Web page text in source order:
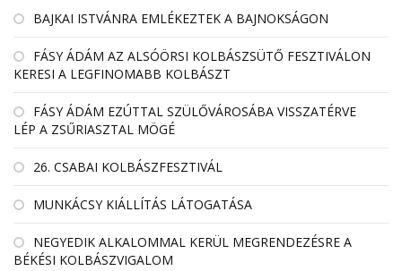
BAJKAI ISTVÁNRA EMLÉKEZTEK A BAJNOKSÁGON
FÁSY ÁDÁM AZ ALSÓÖRSI KOLBÁSZSÜTŐ FESZTIVÁLON
KERESI A LEGFINOMABB KOLBÁSZT
FÁSY ÁDÁM EZÚTTAL SZÜLŐVÁROSÁBA VISSZATÉRVE
LÉP A ZSŰRIASZTAL MÖGÉ
26. CSABAI KOLBÁSZFESZTIVÁL
MUNKÁCSY KIÁLLÍTÁS LÁTOGATÁSA
NEGYEDIK ALKALOMMAL KERÜL MEGRENDEZÉSRE A
BÉKÉSI KOLBÁSZVIGALOM